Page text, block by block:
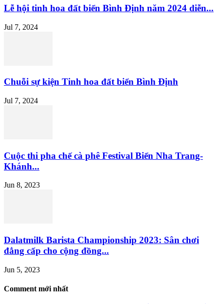
Lễ hội tinh hoa đất biển Bình Định năm 2024 diễn...
Jul 7, 2024
Chuỗi sự kiện Tinh hoa đất biển Bình Định
Jul 7, 2024
Cuộc thi pha chế cà phê Festival Biển Nha Trang-
Khánh...
Jun 8, 2023
Dalatmilk Barista Championship 2023: Sân chơi
đẳng cấp cho cộng đồng...
Jun 5, 2023
Comment mới nhất